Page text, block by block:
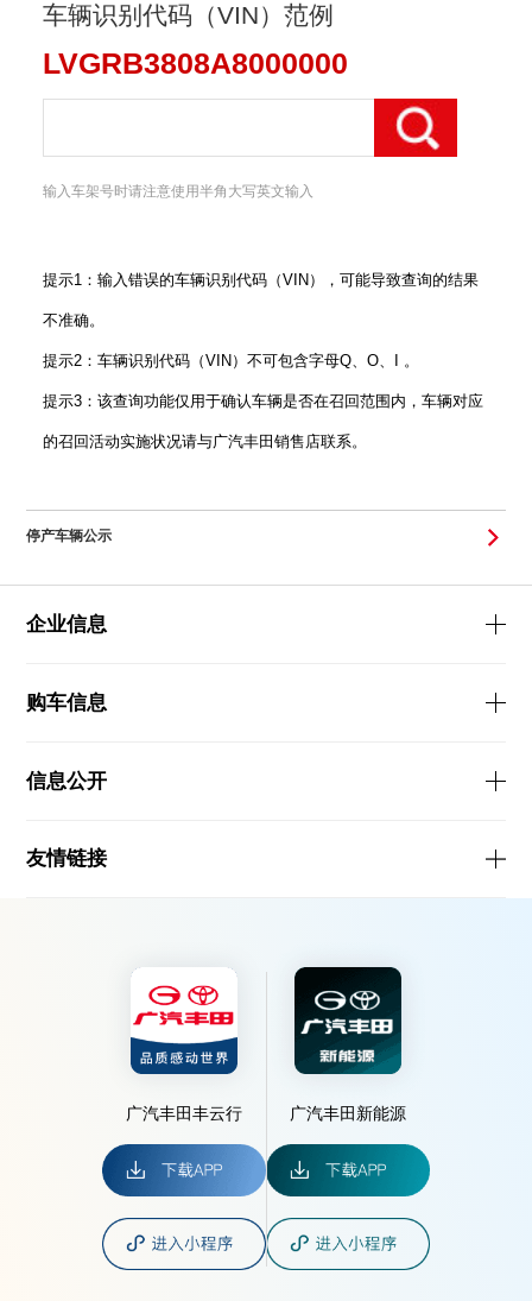
车辆识别代码（VIN）范例
LVGRB3808A8000000
输入车架号时请注意使用半角大写英文输入
提示1：输入错误的车辆识别代码（VIN），可能导致查询的结果
不准确。
提示2：车辆识别代码（VIN）不可包含字母Q、O、I 。
提示3：该查询功能仅用于确认车辆是否在召回范围内，车辆对应
的召回活动实施状况请与广汽丰田销售店联系。
停产车辆公示
企业信息
购车信息
信息公开
友情链接
广汽丰田丰云行 广汽丰田新能源